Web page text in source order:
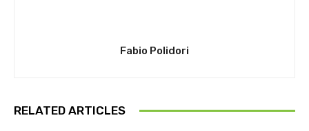
Fabio Polidori
RELATED ARTICLES